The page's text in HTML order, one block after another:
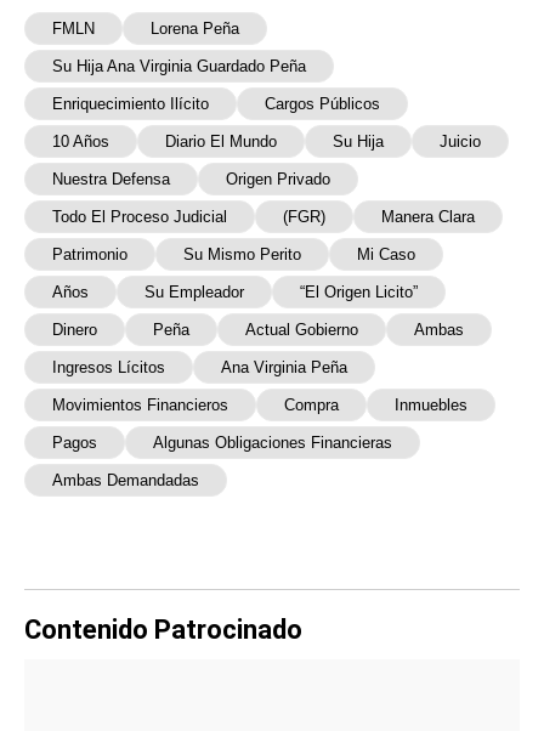
FMLN Lorena Peña
Su Hija Ana Virginia Guardado Peña
Enriquecimiento Ilícito Cargos Públicos
10 Años Diario El Mundo Su Hija Juicio
Nuestra Defensa Origen Privado
Todo El Proceso Judicial (FGR) Manera Clara
Patrimonio Su Mismo Perito Mi Caso
Años Su Empleador “el Origen Licito”
Dinero Peña Actual Gobierno Ambas
Ingresos Lícitos Ana Virginia Peña
Movimientos Financieros Compra Inmuebles
Pagos Algunas Obligaciones Financieras
Ambas Demandadas
Contenido Patrocinado